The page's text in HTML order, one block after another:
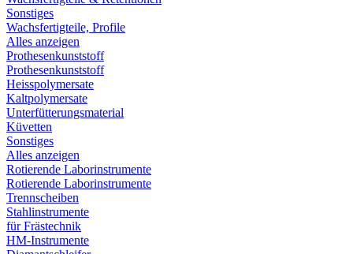
Sonstiges
Wachsfertigteile, Profile
Alles anzeigen
Prothesenkunststoff
Prothesenkunststoff
Heisspolymersate
Kaltpolymersate
Unterfütterungsmaterial
Küvetten
Sonstiges
Alles anzeigen
Rotierende Laborinstrumente
Rotierende Laborinstrumente
Trennscheiben
Stahlinstrumente
für Frästechnik
HM-Instrumente